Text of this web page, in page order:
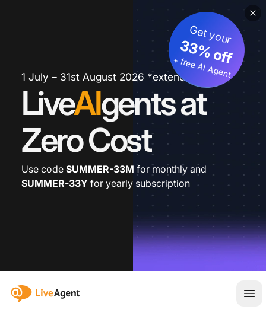
1 July – 31st August 2026 *extended
LiveAIgents at
Zero Cost
Get your
33% off
+ free AI Agent
Use code SUMMER-33M for monthly and
SUMMER-33Y for yearly subscription
:site.title